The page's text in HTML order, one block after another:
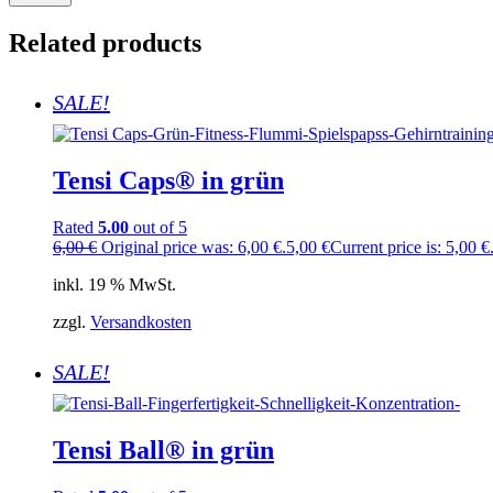
Related products
SALE!
Tensi Caps® in grün
Rated 5.00 out of 5
6,00€ Original price was: 6,00 €.5,00 €Current price is: 5,00 €.
inkl. 19 % MwSt.
zzgl. Versandkosten
SALE!
Tensi Ball® in grün